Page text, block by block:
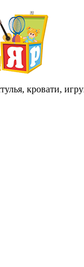
кровати,